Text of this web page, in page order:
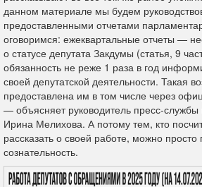
данном материале мы будем
предоставленными отчетами
оговоримся: ежеквартальные отчеты —
о статусе депутата Закдумы (статья, 9
обязанность не реже 1 раза в год
своей депутатской деятельности. Такая
предоставлена им в том числе через
— объясняет руководитель пресс-службы
Ирина Мелихова. А потому тем, кто
рассказать о своей работе, можно просто
сознательность.